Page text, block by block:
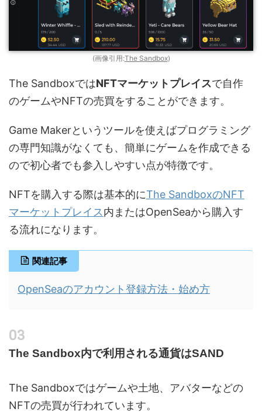
(画像引用:The Sandbox)
The SandboxではNFTマーケットプレイスで自作
のゲームやNFTの売買をすることができます。
Game Makerというツールを使えばプログラミング
の専門知識がなくても、簡単にゲームを作成できる
ので初心者でも参入しやすい点が特徴です。
NFTを購入する際は基本的にThe SandboxのNFT
マーケットプレイス内またはOpenSeaから購入す
る流れになります。
関連記事
OpenSeaのアカウント登録方法・始め方
The Sandbox内で利用される通貨はSAND
The Sandboxではゲームや土地、アバターなどの
NFTの売買が行われています。